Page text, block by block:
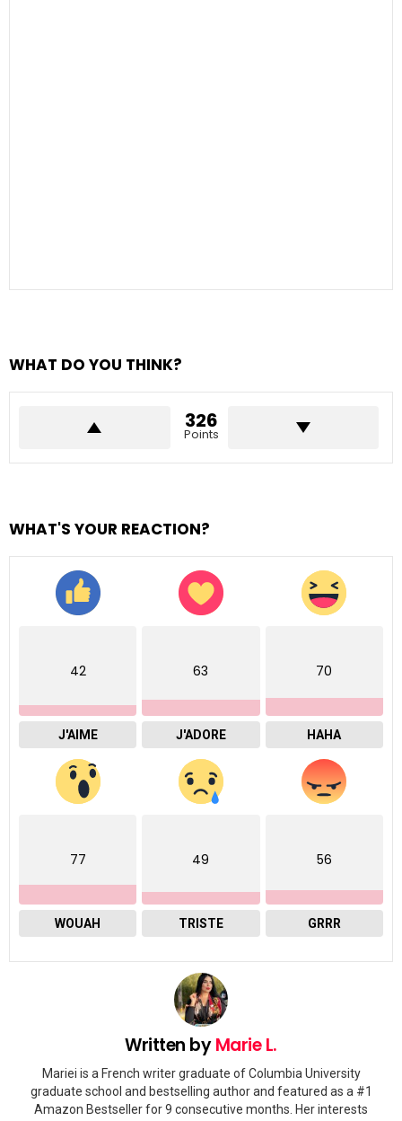
WHAT DO YOU THINK?
326
Points
WHAT'S YOUR REACTION?
42
J'AIME
63
J'ADORE
70
HAHA
77
WOUAH
49
TRISTE
56
GRRR
Written byMarie L.
Mariei is a French writer graduate of Columbia University
graduate school and bestselling author and featured as a #1
Amazon Bestseller for 9 consecutive months. Her interests